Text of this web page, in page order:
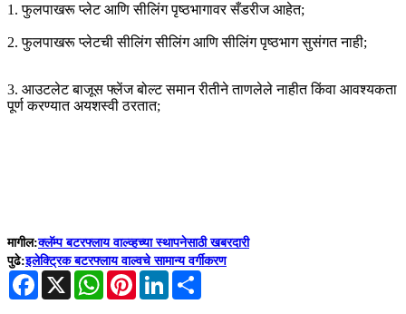
1. फुलपाखरू प्लेट आणि सीलिंग पृष्ठभागावर सँडरीज आहेत;
2. फुलपाखरू प्लेटची सीलिंग सीलिंग आणि सीलिंग पृष्ठभाग सुसंगत नाही;
3. आउटलेट बाजूस फ्लेंज बोल्ट समान रीतीने ताणलेले नाहीत किंवा आवश्यकता
पूर्ण करण्यात अयशस्वी ठरतात;
मागील:क्लॅम्प बटरफ्लाय वाल्व्हच्या स्थापनेसाठी खबरदारी
पुढे:इलेक्ट्रिक बटरफ्लाय वाल्वचे सामान्य वर्गीकरण
Facebook
X WhatsAppPinterestLinkedIn